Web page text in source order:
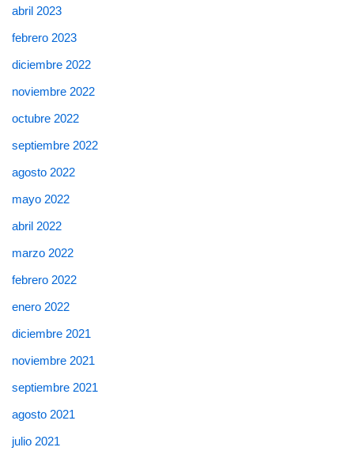
abril 2023
febrero 2023
diciembre 2022
noviembre 2022
octubre 2022
septiembre 2022
agosto 2022
mayo 2022
abril 2022
marzo 2022
febrero 2022
enero 2022
diciembre 2021
noviembre 2021
septiembre 2021
agosto 2021
julio 2021